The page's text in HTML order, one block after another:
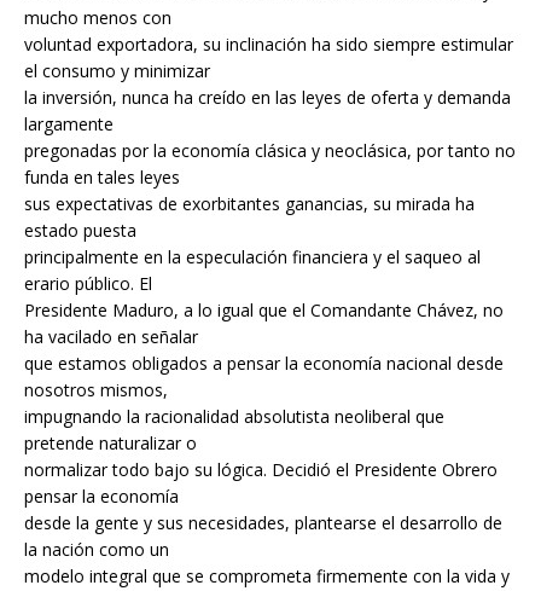
mucho menos con
voluntad exportadora, su inclinación ha sido siempre estimular
el consumo y minimizar
la inversión, nunca ha creído en las leyes de oferta y demanda
largamente
pregonadas por la economía clásica y neoclásica, por tanto no
funda en tales leyes
sus expectativas de exorbitantes ganancias, su mirada ha
estado puesta
principalmente en la especulación financiera y el saqueo al
erario público. El
Presidente Maduro, a lo igual que el Comandante Chávez, no
ha vacilado en señalar
que estamos obligados a pensar la economía nacional desde
nosotros mismos,
impugnando la racionalidad absolutista neoliberal que
pretende naturalizar o
normalizar todo bajo su lógica. Decidió el Presidente Obrero
pensar la economía
desde la gente y sus necesidades, plantearse el desarrollo de
la nación como un
modelo integral que se comprometa firmemente con la vida y